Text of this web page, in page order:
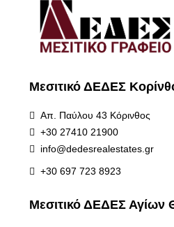
Μεσιτικό ΔΕΔΕΣ
Απ. Παύλου 43 Κόρινθος
+30 27410 21900
info@dedesrealestates.gr
+30 697 723 8923
Μεσιτικό ΔΕΔΕΣ